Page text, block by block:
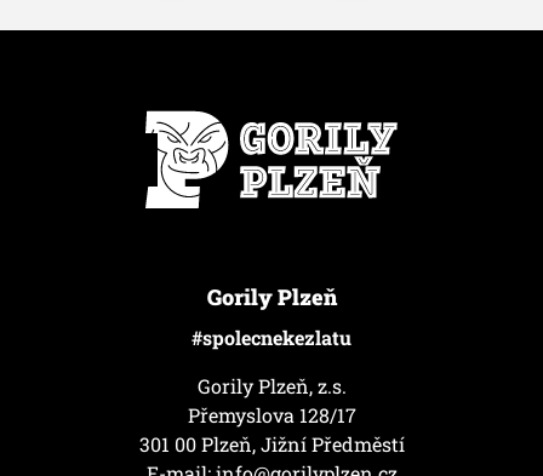
Gorily Plzeň
#spolecnekezlatu
Gorily Plzeň, z.s.
Přemyslova 128/17
301 00 Plzeň, Jižní Předměstí